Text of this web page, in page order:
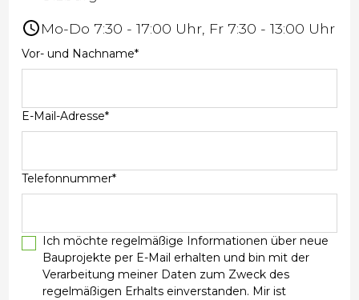
Mo-Do 7:30 - 17:00 Uhr, Fr 7:30 - 13:00 Uhr
Vor- und Nachname*
E-Mail-Adresse*
Telefonnummer*
Ich möchte regelmäßige Informationen über neue
Bauprojekte per E-Mail erhalten und bin mit der
Verarbeitung meiner Daten zum Zweck des
regelmäßigen Erhalts einverstanden. Mir ist